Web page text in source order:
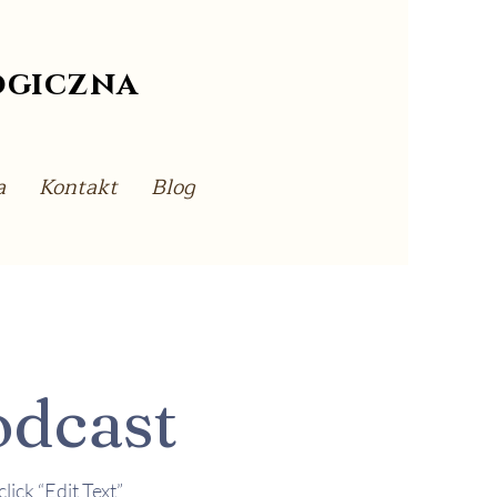
Kontakt Blog
“Edit Text”